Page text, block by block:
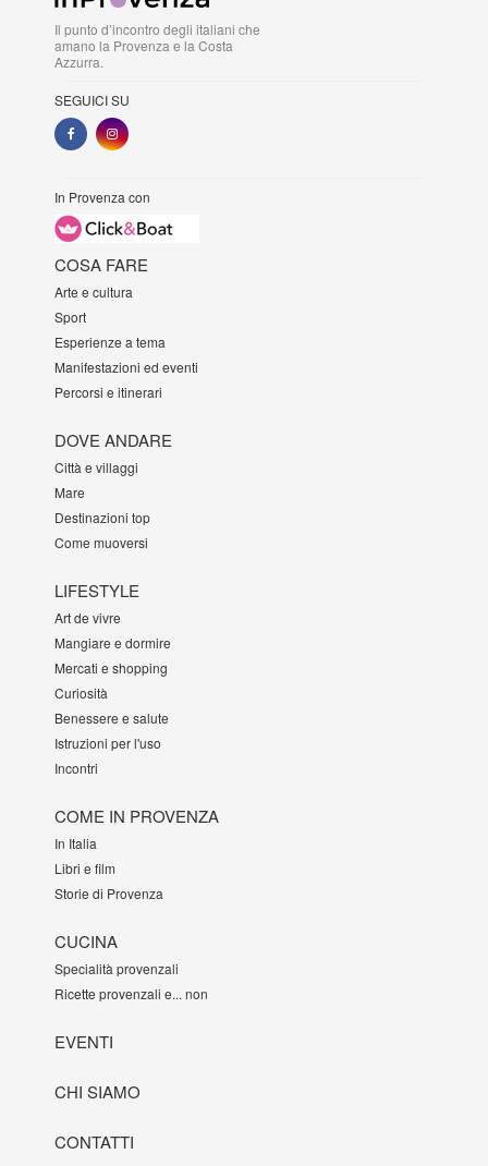
Il punto d’incontro degli italiani che
amano la Provenza e la Costa
Azzurra.
SEGUICI SU
In Provenza con
COSA FARE
Arte e cultura
Sport
Esperienze a tema
Manifestazioni ed eventi
Percorsi e itinerari
DOVE ANDARE
Città e villaggi
Mare
Destinazioni top
Come muoversi
LIFESTYLE
Art de vivre
Mangiare e dormire
Mercati e shopping
Curiosità
Benessere e salute
Istruzioni per l'uso
Incontri
COME IN PROVENZA
In Italia
Libri e film
Storie di Provenza
CUCINA
Specialità provenzali
Ricette provenzali e... non
EVENTI
CHI SIAMO
CONTATTI